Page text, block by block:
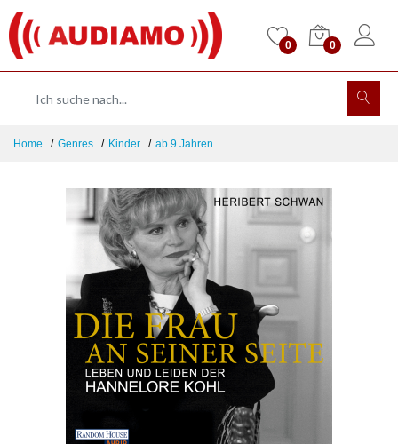
0 0
Home Genres Kinder ab 9 Jahren